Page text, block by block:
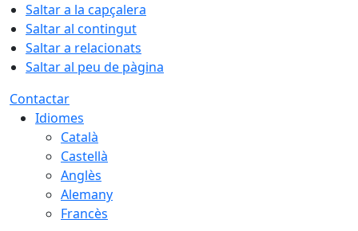
Saltar a la capçalera
Saltar al contingut
Saltar a relacionats
Saltar al peu de pàgina
Contactar
Idiomes
Català
Castellà
Anglès
Alemany
Francès